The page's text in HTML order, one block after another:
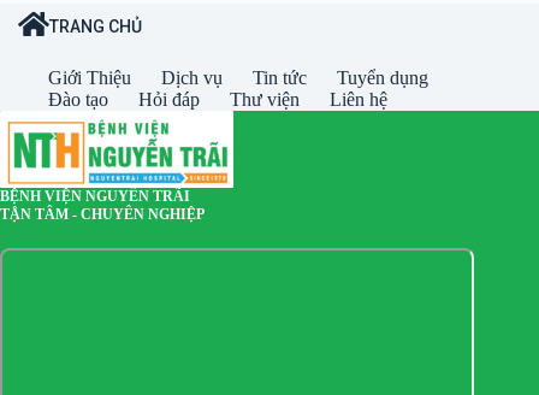
TRANG CHỦ
Giới Thiệu Dịch vụ Tin tức
Tuyển dụng
Đào tạo
Hỏi đáp Thư viện Liên hệ
BỆNH VIỆN NGUYỄN TRÃI
TẬN TÂM - CHUYÊN NGHIỆP